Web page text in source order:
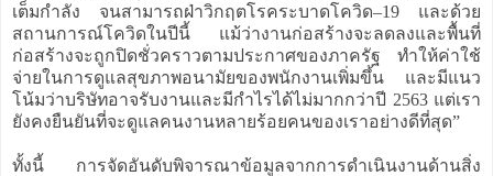
เต็มกำลัง จนสามารถฝ่าวิกฤตโรคระบาดโควิด–19 และด้วย
สถานการณ์โควิดในปีนี้ แม้ว่างานก่อสร้างจะลดลงและพื้นที่
ก่อสร้างจะถูกปิดชั่วคราวตามประกาศของภาครัฐ ทำให้ค่าใช้
จ่ายในการดูแลสุขภาพอนามัยของพนักงานเพิ่มขึ้น และมีแนว
โน้มว่าบริษัทอาจรับงานและมีกำไรได้ไม่มากกว่าปี 2563 แต่เรา
ยังคงยืนยันที่จะดูแลคนงานหลายร้อยคนของเราอย่างดีที่สุด”
ทั้งนี้ การจัดอันดับพิจารณาข้อมูลจากการดำเนินงานด้านสิ่ง